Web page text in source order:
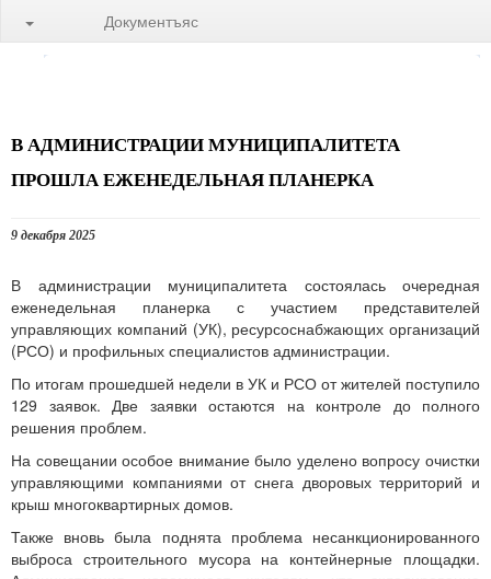
Документъяс
В АДМИНИСТРАЦИИ МУНИЦИПАЛИТЕТА
ПРОШЛА ЕЖЕНЕДЕЛЬНАЯ ПЛАНЕРКА
9 декабря 2025
В администрации муниципалитета состоялась очередная
еженедельная планерка с участием представителей
управляющих компаний (УК), ресурсоснабжающих организаций
(РСО) и профильных специалистов администрации.
По итогам прошедшей недели в УК и РСО от жителей поступило
129 заявок. Две заявки остаются на контроле до полного
решения проблем.
На совещании особое внимание было уделено вопросу очистки
управляющими компаниями от снега дворовых территорий и
крыш многоквартирных домов.
Также вновь была поднята проблема несанкционированного
выброса строительного мусора на контейнерные площадки.